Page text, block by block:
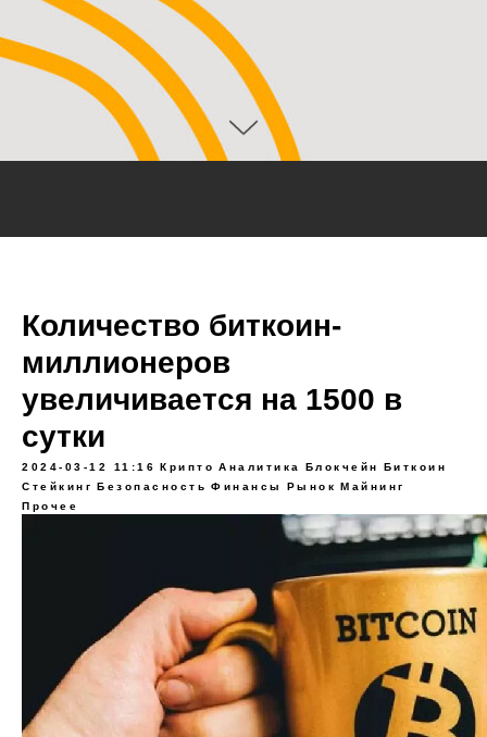
Количество биткоин-
миллионеров
увеличивается на 1500 в
сутки
2024-03-12 11:16 Крипто Аналитика Блокчейн
Биткоин
Стейкинг Безопасность Финансы Рынок Майнинг
Прочее